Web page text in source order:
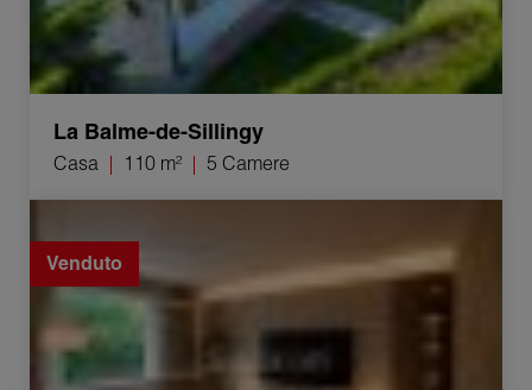
La Balme-de-Sillingy
Casa 110 m² 5 Camere
Venduto